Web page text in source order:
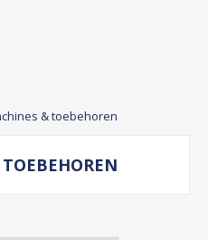
& toebehoren